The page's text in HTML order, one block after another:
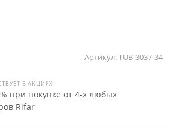
Артикул:TUB-3037-34
В АКЦИЯХ
при покупке от 4-х любых
Rifar